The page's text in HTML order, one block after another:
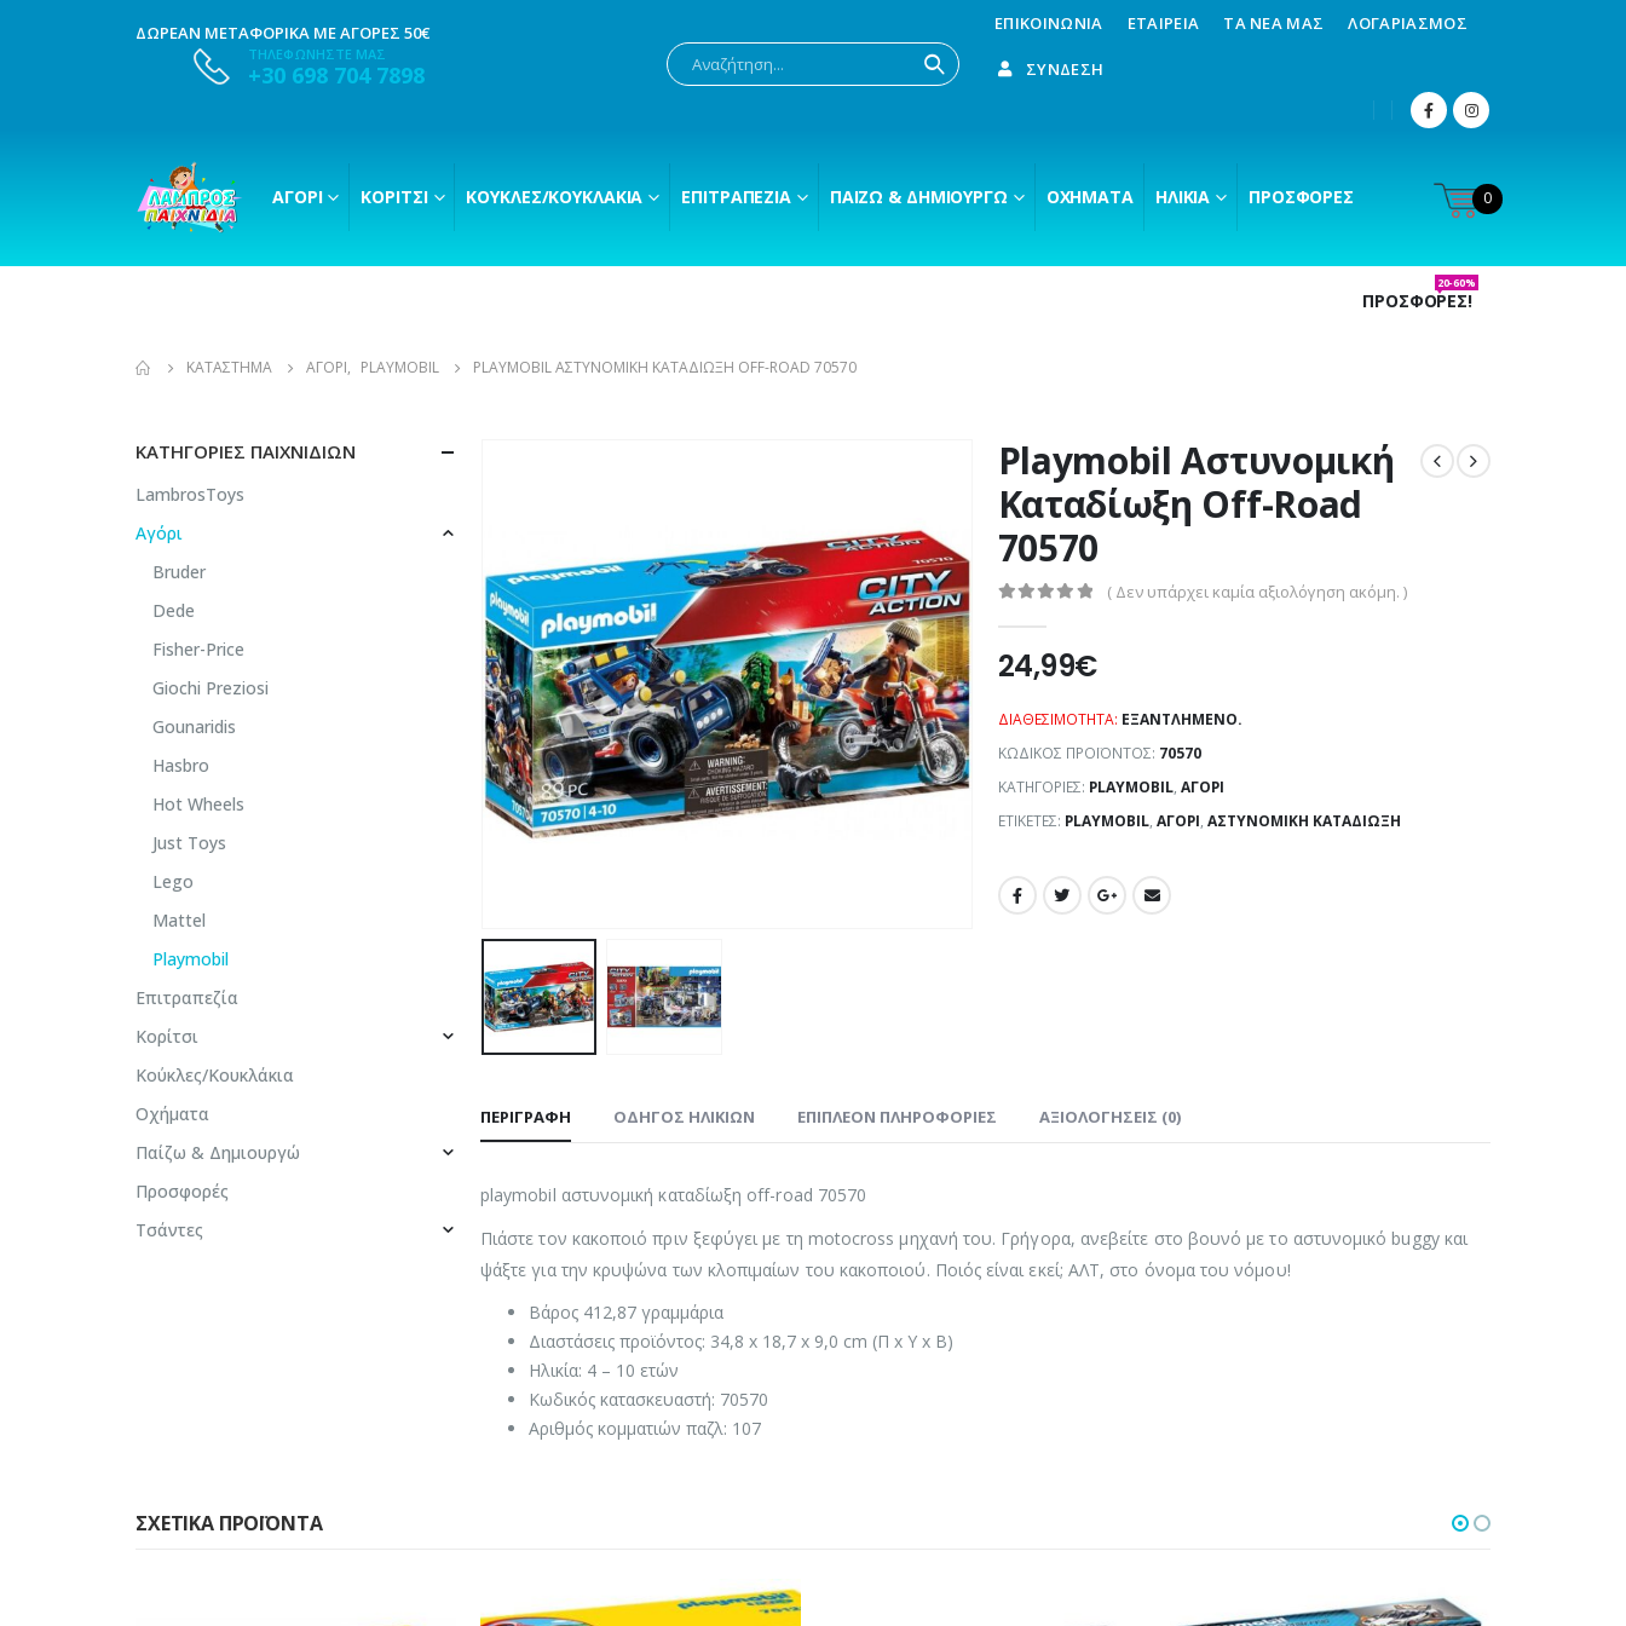
ΔΩΡΕΑΝ ΜΕΤΑΦΟΡΙΚΑ ΜΕ ΑΓΟΡΕΣ 50€
ΤΗΛΕΦΩΝΗΣΤΕ ΜΑΣ
+30 698 704 7898
ΕΠΙΚΟΙΝΩΝΊΑ ΕΤΑΙΡΕΊΑ ΤΑ ΝΈΑ ΜΑΣ ΛΟΓΑΡΙΑΣΜΌΣ
ΣΎΝΔΕΣΗ
ΑΓΌΡΙ ΚΟΡΊΤΣΙ ΚΟΎΚΛΕΣ/ΚΟΥΚΛΆΚΙΑ ΕΠΙΤΡΑΠΈΖΙΑ ΠΑΊΖΩ & ΔΗΜΙΟΥΡΓΏ ΟΧΉΜΑΤΑ ΗΛΙΚΊΑ ΠΡΟΣΦΟΡΈΣ 0
ΠΡΟΣΦΟΡΕΣ!
20-60%
ΚΑΤΆΣΤΗΜΑ ΑΓΌΡΙ, PLAYMOBIL PLAYMOBIL ΑΣΤΥΝΟΜΙΚΉ ΚΑΤΑΔΊΩΞΗ OFF-ROAD 70570
Playmobil Αστυνομική
Καταδίωξη Off-Road
70570
( Δεν υπάρχει καμία αξιολόγηση ακόμη. )
24,99€
ΔΙΑΘΕΣΙΜΌΤΗΤΑ: ΕΞΑΝΤΛΗΜΈΝΟ.
ΚΩΔΙΚΌΣ ΠΡΟΪΌΝΤΟΣ: 70570
ΚΑΤΗΓΟΡΊΕΣ: PLAYMOBIL, ΑΓΌΡΙ
ΕΤΙΚΈΤΕΣ: PLAYMOBIL, ΑΓΌΡΙ, ΑΣΤΥΝΟΜΙΚΉ ΚΑΤΑΔΊΩΞΗ
ΠΕΡΙΓΡΑΦΉ ΟΔΗΓΌΣ ΗΛΙΚΙΏΝ ΕΠΙΠΛΈΟΝ ΠΛΗΡΟΦΟΡΊΕΣ ΑΞΙΟΛΟΓΉΣΕΙΣ (0)
playmobil αστυνομική καταδίωξη off-road 70570
Πιάστε τον κακοποιό πριν ξεφύγει με τη motocross μηχανή του. Γρήγορα, ανεβείτε στο βουνό με το αστυνομικό buggy και
ψάξτε για την κρυψώνα των κλοπιμαίων του κακοποιού. Ποιός είναι εκεί; ΑΛΤ, στο όνομα του νόμου!
Βάρος 412,87 γραμμάρια
Διαστάσεις προϊόντος: 34,8 x 18,7 x 9,0 cm (Π x Υ x Β)
Ηλικία: 4 – 10 ετών
Κωδικός κατασκευαστή: 70570
Αριθμός κομματιών παζλ: 107
ΚΑΤΗΓΟΡΊΕΣ ΠΑΙΧΝΙΔΙΏΝ
LambrosToys
Αγόρι
Bruder
Dede
Fisher-Price
Giochi Preziosi
Gounaridis
Hasbro
Hot Wheels
Just Toys
Lego
Mattel
Playmobil
Επιτραπεζία
Κορίτσι
Κούκλες/Κουκλάκια
Οχήματα
Παίζω & Δημιουργώ
Προσφορές
Τσάντες
ΣΧΕΤΙΚΆ ΠΡΟΪΌΝΤΑ